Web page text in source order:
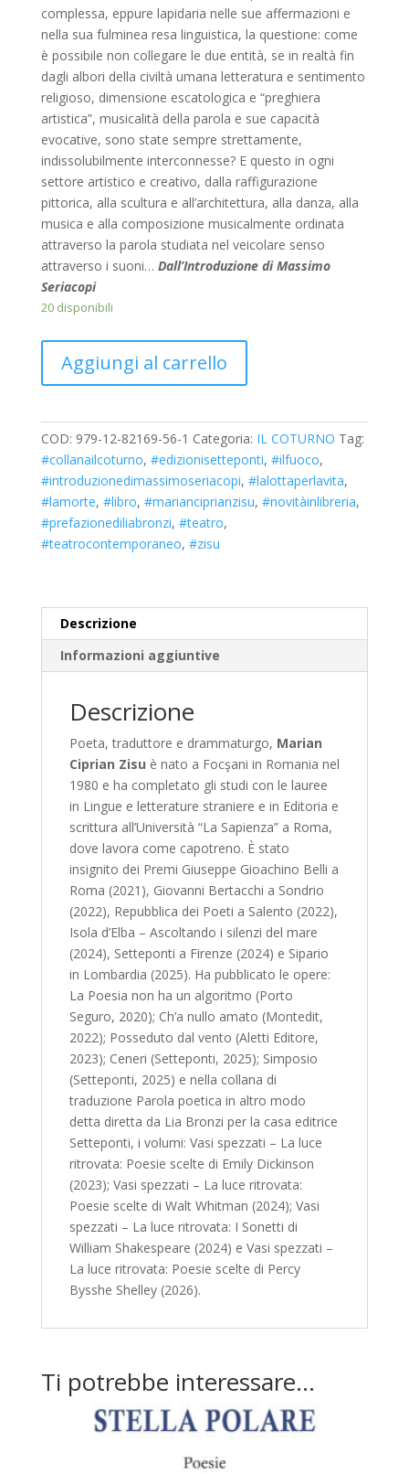
complessa, eppure lapidaria nelle sue affermazioni e
nella sua fulminea resa linguistica, la questione: come
è possibile non collegare le due entità, se in realtà fin
dagli albori della civiltà umana letteratura e sentimento
religioso, dimensione escatologica e “preghiera
artistica”, musicalità della parola e sue capacità
evocative, sono state sempre strettamente,
indissolubilmente interconnesse? E questo in ogni
settore artistico e creativo, dalla raffigurazione
pittorica, alla scultura e all’architettura, alla danza, alla
musica e alla composizione musicalmente ordinata
attraverso la parola studiata nel veicolare senso
attraverso i suoni… Dall’Introduzione di Massimo
Seriacopi
20 disponibili
Aggiungi al carrello
COD: 979-12-82169-56-1 Categoria: IL COTURNO Tag:
#collanailcoturno, #edizionisetteponti, #ilfuoco,
#introduzionedimassimoseriacopi, #lalottaperlavita,
#lamorte, #libro, #marianciprianzisu, #novitàinlibreria,
#prefazionediliabronzi, #teatro,
#teatrocontemporaneo, #zisu
Descrizione
Informazioni aggiuntive
Descrizione
Poeta, traduttore e drammaturgo, Marian
Ciprian Zisu è nato a Focşani in Romania nel
1980 e ha completato gli studi con le lauree
in Lingue e letterature straniere e in Editoria e
scrittura all’Università “La Sapienza” a Roma,
dove lavora come capotreno. È stato
insignito dei Premi Giuseppe Gioachino Belli a
Roma (2021), Giovanni Bertacchi a Sondrio
(2022), Repubblica dei Poeti a Salento (2022),
Isola d’Elba – Ascoltando i silenzi del mare
(2024), Setteponti a Firenze (2024) e Sipario
in Lombardia (2025). Ha pubblicato le opere:
La Poesia non ha un algoritmo (Porto
Seguro, 2020); Ch’a nullo amato (Montedit,
2022); Posseduto dal vento (Aletti Editore,
2023); Ceneri (Setteponti, 2025); Simposio
(Setteponti, 2025) e nella collana di
traduzione Parola poetica in altro modo
detta diretta da Lia Bronzi per la casa editrice
Setteponti, i volumi: Vasi spezzati – La luce
ritrovata: Poesie scelte di Emily Dickinson
(2023); Vasi spezzati – La luce ritrovata:
Poesie scelte di Walt Whitman (2024); Vasi
spezzati – La luce ritrovata: I Sonetti di
William Shakespeare (2024) e Vasi spezzati –
La luce ritrovata: Poesie scelte di Percy
Bysshe Shelley (2026).
Ti potrebbe interessare…